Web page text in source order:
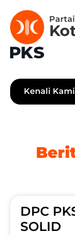
Kenali
DPC
SOLID